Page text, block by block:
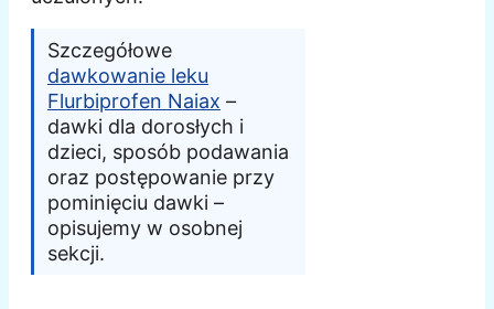
Szczegółowe
dawkowanie leku
Flurbiprofen Naiax –
dawki dla dorosłych i
dzieci, sposób podawania
oraz postępowanie przy
pominięciu dawki –
opisujemy w osobnej
sekcji.